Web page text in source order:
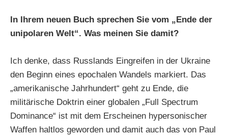
In Ihrem neuen Buch sprechen Sie vom „Ende der
unipolaren Welt“. Was meinen Sie damit?
Ich denke, dass Russlands Eingreifen in der Ukraine
den Beginn eines epochalen Wandels markiert. Das
„amerikanische Jahrhundert“ geht zu Ende, die
militärische Doktrin einer globalen „Full Spectrum
Dominance“ ist mit dem Erscheinen hypersonischer
Waffen haltlos geworden und damit auch das von Paul